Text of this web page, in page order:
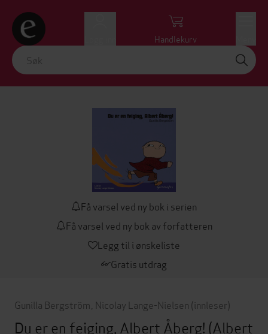
Handlekurv
Få varsel ved ny bok i serien
Få varsel ved ny bok av forfatteren
Legg til i ønskeliste
Gratis utdrag
Gunilla Bergström Nicolay Lange-Nielsen (innleser)
Du er en feiging, Albert Åberg! (Albert